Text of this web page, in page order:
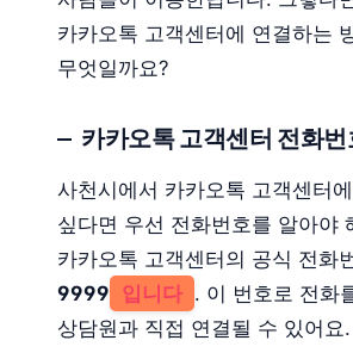
카카오톡 고객센터에 연결하는
무엇일까요?
카카오톡 고객센터 전화번
사천시에서 카카오톡 고객센터
싶다면 우선 전화번호를 알아야
카카오톡 고객센터의 공식 전화
9999 입니다 . 이 번호로 전화
상담원과 직접 연결될 수 있어요.